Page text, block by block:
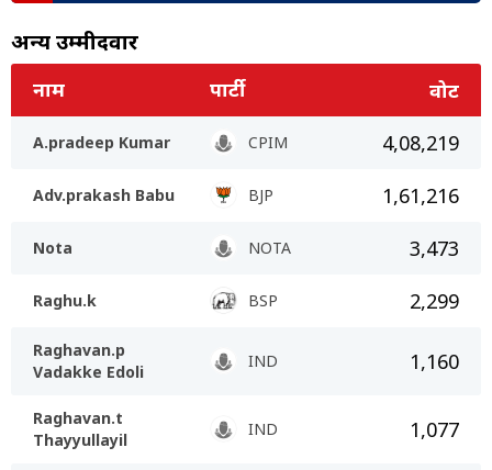
अन्य उम्मीदवार
नाम पार्टी वोट
A.pradeep Kumar CPIM 4,08,219
Adv.prakash Babu BJP 1,61,216
Nota NOTA 3,473
Raghu.k BSP 2,299
Raghavan.p
Vadakke Edoli
IND 1,160
Raghavan.t
Thayyullayil
IND 1,077